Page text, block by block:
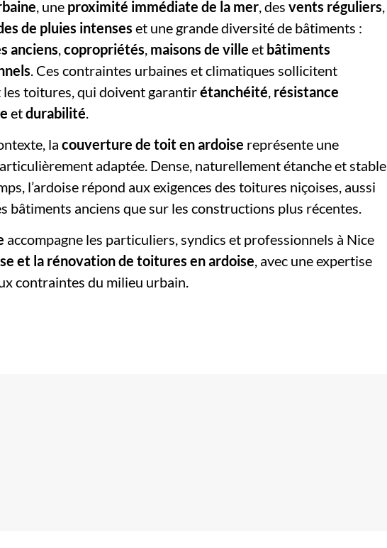
, une proximité immédiate de la mer , desvents réguliers
de pluies intenses et une grande diversité de bâtiments :
anciens ,copropriétés maisons de ville et bâtiments
. Ces contraintes urbaines et climatiques sollicitent
toitures, qui doivent garantirétanchéité résistance
etdurabilité
lacouverture de toit en ardoise représente une
adaptée. Dense, naturellement étanche et stable
l’ardoise répond aux exigences des toitures niçoises, aussi
bâtiments anciens que sur les constructions plus récentes.
accompagne les particuliers, syndics et professionnels à Nice
et la rénovation de toitures en ardoise, avec une expertise
contraintes du milieu urbain.